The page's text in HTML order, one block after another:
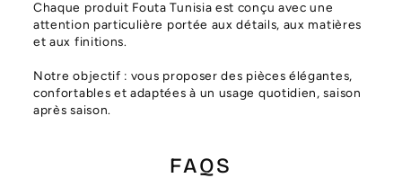
Chaque produit Fouta Tunisia est conçu avec une
attention particulière portée aux détails, aux matières
et aux finitions.
Notre objectif : vous proposer des pièces élégantes,
confortables et adaptées à un usage quotidien, saison
après saison.
FAQS